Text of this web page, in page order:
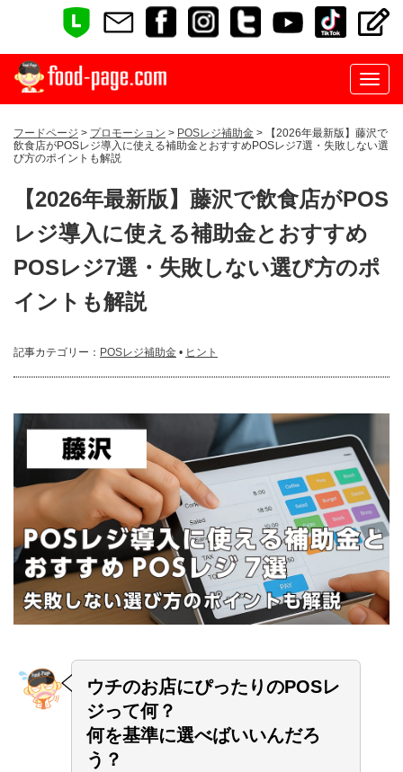
フードページ > プロモーション > POSレジ補助金 > 【2026年最新版】藤沢で
飲食店がPOSレジ導入に使える補助金とおすすめPOSレジ7選・失敗しない選
び方のポイントも解説
【2026年最新版】藤沢で飲食店がPOS
レジ導入に使える補助金とおすすめ
POSレジ7選・失敗しない選び方のポ
イントも解説
記事カテゴリー： POSレジ補助金 • ヒント
ウチのお店にぴったりのPOSレ
ジって何？
何を基準に選べばいいんだろ
う？